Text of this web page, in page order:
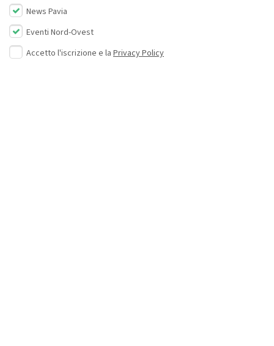
News Pavia
Eventi Nord-Ovest
Accetto l'iscrizione e la Privacy Policy